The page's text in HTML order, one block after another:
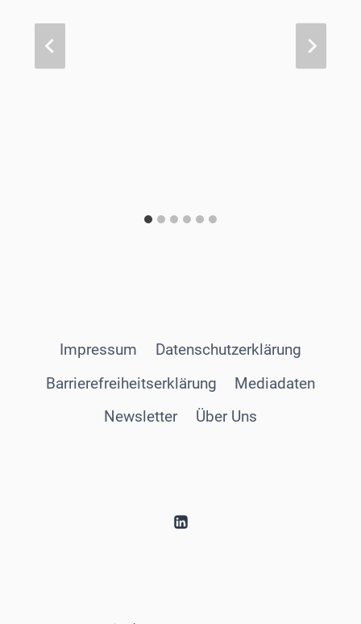
Impressum
Datenschutzerklärung
Barrierefreiheitserklärung
Mediadaten
Newsletter
Über Uns